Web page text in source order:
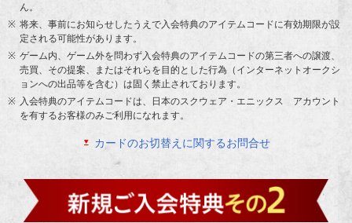
ん。
将来、事前にお知らせしたうえで入会特典のアイテムコードに有効期限が設
定される可能性があります。
ゲーム内、ゲーム外を問わず入会特典のアイテムコードの第三者への譲渡、
売買、その提案、またはそれらを目的とした行為（インターネットオークシ
ョンへの出品等を含む）は固く禁止されております。
入会特典のアイテムコードは、日本のスクウェア・エニックス アカウント
を有するお客様のみご利用になれます。
カードのお切替えに関するお問合せ